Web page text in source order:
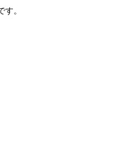
。